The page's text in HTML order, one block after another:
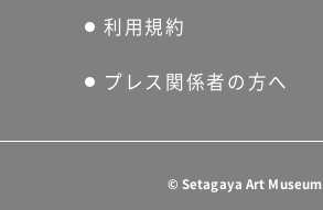
利用規約
プレス関係者の方へ
© Setagaya Art Museum.